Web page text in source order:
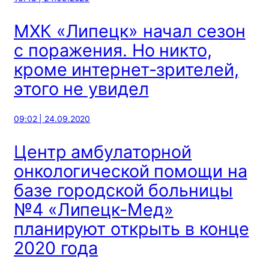
МХК «Липецк» начал сезон
с поражения. Но никто,
кроме интернет-зрителей,
этого не увидел
09:02 | 24.09.2020
Центр амбулаторной
онкологической помощи на
базе городской больницы
№4 «Липецк-Мед»
планируют открыть в конце
2020 года